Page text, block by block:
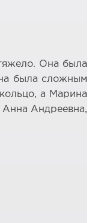
Она была
была сложным
а Марина
Анна Андреевна,